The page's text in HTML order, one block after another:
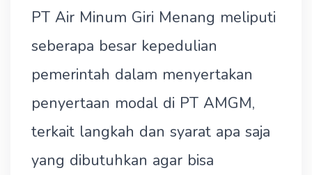
PT Air Minum Giri Menang meliputi
seberapa besar kepedulian
pemerintah dalam menyertakan
penyertaan modal di PT AMGM,
terkait langkah dan syarat apa saja
yang dibutuhkan agar bisa